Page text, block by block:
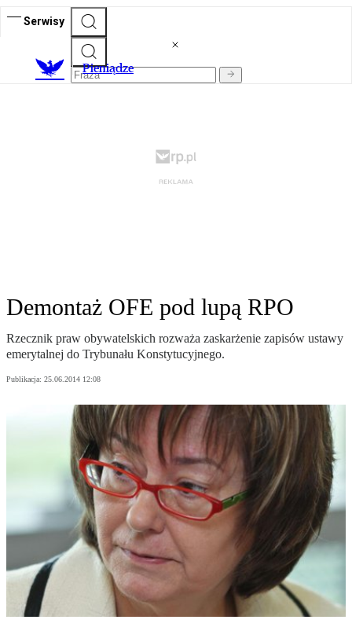
Serwisy
Pieniądze
Demontaż OFE pod lupą RPO
Rzecznik praw obywatelskich rozważa zaskarżenie zapisów ustawy
emerytalnej do Trybunału Konstytucyjnego.
Publikacja: 25.06.2014 12:08